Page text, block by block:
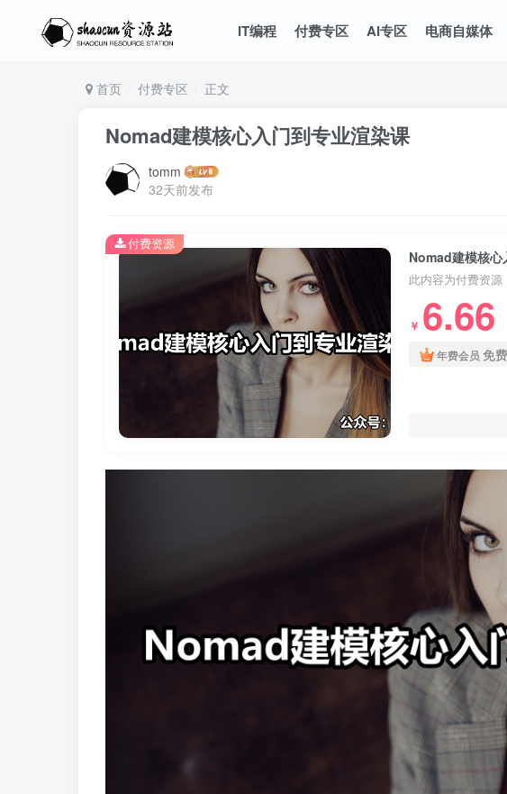
IT编程 付费专区 AI专区 电商自媒体
首页 付费专区 正文
Nomad建模核心入门到专业渲染课
tomm
32天前发布
Nomad建模核心
此内容为付费资
￥ 6.66
年费会员 免费
付费资源